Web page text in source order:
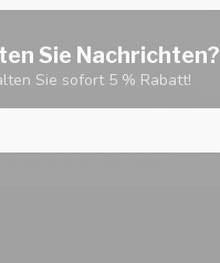
Sie Nachrichten?
Sie sofort 5 % Rabatt!